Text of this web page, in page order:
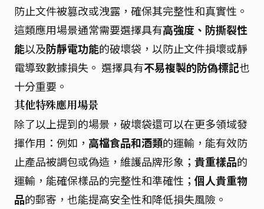
防止文件被篡改或洩露，確保其完整性和真實性。
這類應用場景通常需要選擇具有高強度、防撕裂性
能以及防靜電功能的破壞袋，以防止文件損壞或靜
電導致數據損失。 選擇具有不易複製的防偽標記也
十分重要。
其他特殊應用場景
除了以上提到的場景，破壞袋還可以在更多領域發
揮作用：例如， 高檔食品和酒類的運輸，能有效防
止產品被調包或偽造，維護品牌形象； 貴重樣品的
運輸，能確保樣品的完整性和準確性； 個人貴重物
品的郵寄，也能提高安全性和降低損失風險。